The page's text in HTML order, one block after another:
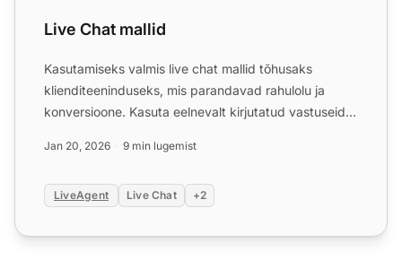
Live Chat mallid
Kasutamiseks valmis live chat mallid tõhusaks
klienditeeninduseks, mis parandavad rahulolu ja
konversioone. Kasuta eelnevalt kirjutatud vastuseid
Jan 20, 2026 9 min lugemist
LiveAgent Live Chat +2